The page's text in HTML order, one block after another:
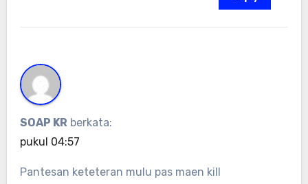
SOAP KR berkata:
pukul 04:57
Pantesan keteteran mulu pas maen kill